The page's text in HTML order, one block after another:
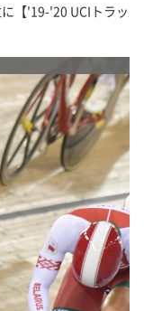
【'19-'20 UCIトラッ